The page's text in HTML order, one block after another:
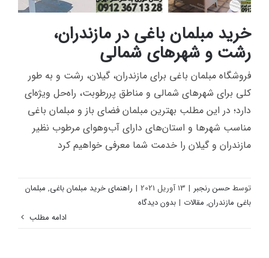
خرید مبلمان باغی در مازندران، رشت و شهرهای
شمالی
خرید مبلمان باغی در مازندران،
رشت و شهرهای شمالی
فروشگاه مبلمان باغی برای مازندران، گیلان، رشت و به طور
کلی برای شهرهای شمالی و مناطق پررطوبت، راه‌حل ویژه‌ای
دارد؛ در این مطلب بهترین مبلمان فضای باز و مبلمان باغی
مناسب شهرها و استان‌های دارای آب‌وهوای مرطوب نظیر
مازندران و گیلان را خدمت شما معرفی خواهیم کرد
توسطحسن رنجبر | 13 آوریل 2021 | راهنمای خرید مبلمان باغی, مبلمان
باغی مازندران, مقالات | بدون دیدگاه
ادامه مطلب